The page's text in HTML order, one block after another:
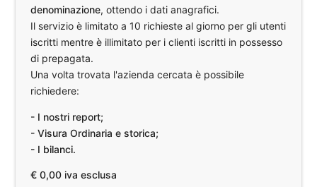
denominazione, ottendo i dati anagrafici.
Il servizio è limitato a 10 richieste al giorno per gli utenti
iscritti mentre è illimitato per i clienti iscritti in possesso
di prepagata.
Una volta trovata l'azienda cercata è possibile
richiedere:
- I nostri report;
- Visura Ordinaria e storica;
- I bilanci.
€ 0,00 iva esclusa